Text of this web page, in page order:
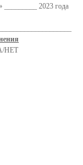
ситуаций
в
правовых актов
_________ 2023 года
НЕТ